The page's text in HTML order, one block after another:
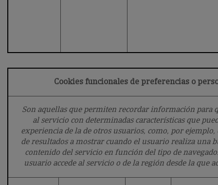
Cookies funcionales de preferencias o
Son aquellas que permiten recordar información para
al servicio con determinadas características que
experiencia de la de otros usuarios, como, por
de resultados a mostrar cuando el usuario realiza una
contenido del servicio en función del tipo de
usuario accede al servicio o de la región desde la que